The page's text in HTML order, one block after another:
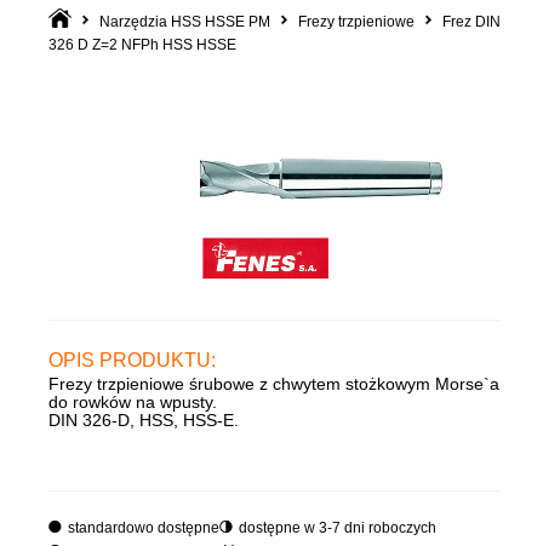
Narzędzia HSS HSSE PM Frezy trzpieniowe
Frez DIN
326 D Z=2 NFPh HSS HSSE
OPIS PRODUKTU:
Frezy trzpieniowe śrubowe z chwytem stożkowym Morse`a
do rowków na wpusty.
DIN 326-D, HSS, HSS-E.
standardowo dostępne
dostępne w 3-7 dni roboczych